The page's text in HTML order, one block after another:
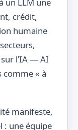
un LLM une
crédit,
humaine
l’IA — AI
comme « à
manifeste,
: une équipe